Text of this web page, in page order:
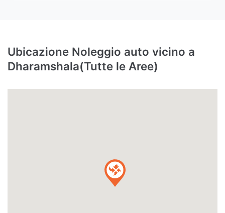
Ubicazione Noleggio auto vicino a
Dharamshala(Tutte le Aree)